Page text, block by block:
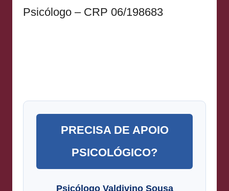
Psicólogo – CRP 06/198683
PRECISA DE APOIO
PSICOLÓGICO?
Psicólogo Valdivino Sousa